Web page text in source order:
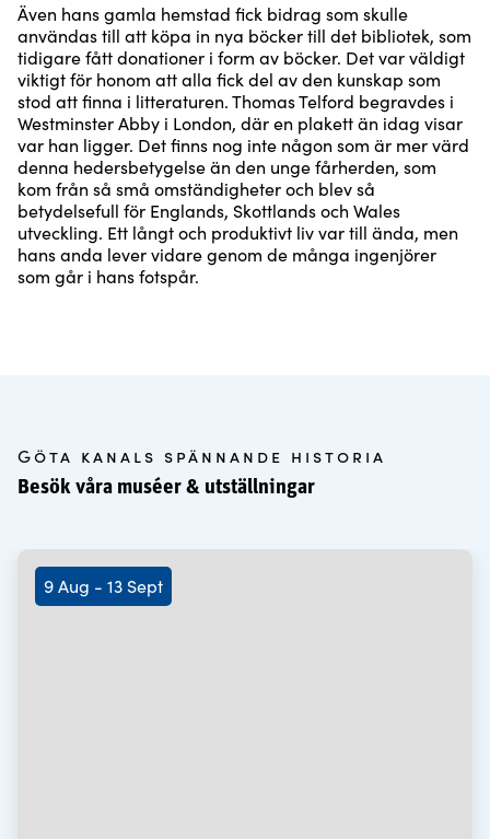
Även hans gamla hemstad fick bidrag som skulle
användas till att köpa in nya böcker till det bibliotek, som
tidigare fått donationer i form av böcker. Det var väldigt
viktigt för honom att alla fick del av den kunskap som
stod att finna i litteraturen. Thomas Telford begravdes i
Westminster Abby i London, där en plakett än idag visar
var han ligger. Det finns nog inte någon som är mer värd
denna hedersbetygelse än den unge fårherden, som
kom från så små omständigheter och blev så
betydelsefull för Englands, Skottlands och Wales
utveckling. Ett långt och produktivt liv var till ända, men
hans anda lever vidare genom de många ingenjörer
som går i hans fotspår.
Göta kanals spännande historia
Besök våra muséer & utställningar
9 Aug - 13 Sept